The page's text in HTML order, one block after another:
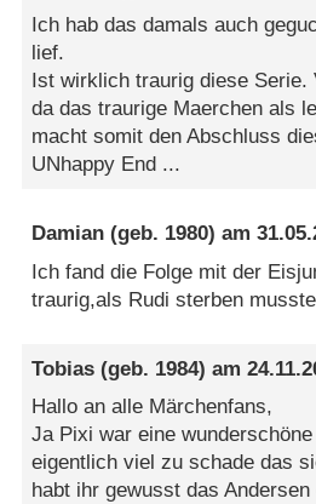
Ich hab das damals auch
lief.
Ist wirklich traurig diese Serie.
da das traurige Maerchen als
macht somit den Abschluss
UNhappy End ...
Damian (geb. 1980) am
Ich fand die Folge mit der
traurig,als Rudi sterben
Tobias (geb. 1984) am
Hallo an alle Märchenfans,
Ja Pixi war eine
eigentlich viel zu schade das
habt ihr gewusst das